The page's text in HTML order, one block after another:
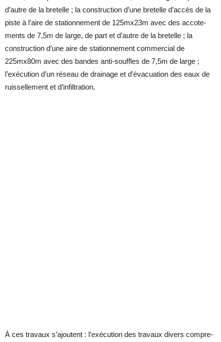
d’autre de la bre­telle ; la construc­tion d’une bre­telle d’ac­cès de la
piste à l’aire de sta­tion­ne­ment de 125mx23m avec des ac­co­te­
ments de 7,5m de large, de part et d’autre de la bre­telle ; la
construc­tion d’une aire de sta­tion­ne­ment com­mer­cial de
225mx80m avec des bandes anti-souffles de 7,5m de large ;
l’exé­cu­tion d’un ré­seau de drai­nage et d’éva­cua­tion des eaux de
ruis­sel­le­ment et d’in­fil­tra­tion.
À ces tra­vaux s’ajoutent : l’exé­cu­tion des tra­vaux di­vers com­pre­